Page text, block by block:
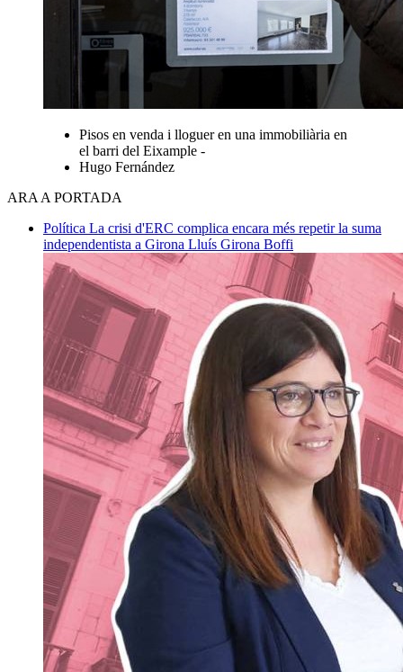
Pisos en venda i lloguer en una immobiliària en
el barri del Eixample -
Hugo Fernández
ARA A PORTADA
Política La crisi d'ERC complica encara més repetir la suma
independentista a Girona Lluís Girona Boffi